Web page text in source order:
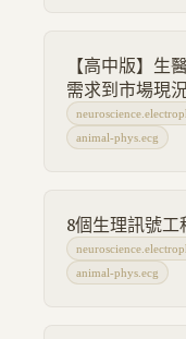
【高中版】生
需求到市場現
animal-phys.ecg
8個生理訊號
animal-phys.ecg